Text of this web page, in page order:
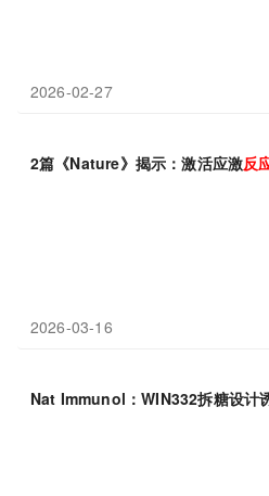
2026-02-27
2篇《Nature》揭示：激活应激反
2026-03-16
Nat Immunol：WIN332拆糖设计